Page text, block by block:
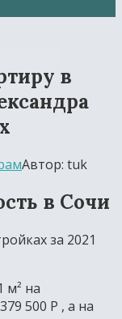
в
Автор: tuk
в Сочи
за 2021
м² на
500 Р , а на